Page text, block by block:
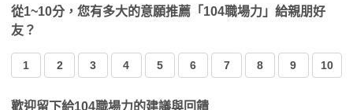
從1~10分，您有多大的意願推薦「104職場力」給親朋好
友？
1 2 3 4 5 6 7 8 9 10
歡迎留下給104職場力的建議與回饋